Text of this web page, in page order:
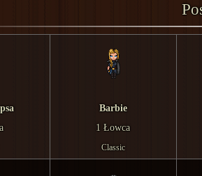
Barbie
1 Łowca
Classic